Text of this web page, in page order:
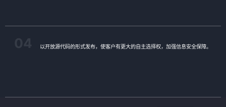
以开放源代码的形式发布，使客户有更大的自主选择权，加强信息安全保障。